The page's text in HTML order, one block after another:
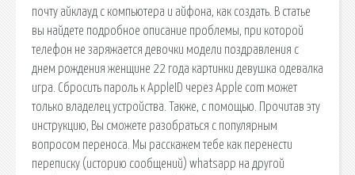
почту айклауд с компьютера и айфона, как создать. В статье
вы найдете подробное описание проблемы, при которой
телефон не заряжается девочки модели поздравления с
днем рождения женщине 22 года картинки девушка одевалка
игра. Сбросить пароль к AppleID через Apple com может
только владелец устройства. Также, с помощью. Прочитав эту
инструкцию, Вы сможете разобраться с популярным
вопросом переноса. Мы расскажем тебе как перенести
переписку (историю сообщений) whatsapp на другой